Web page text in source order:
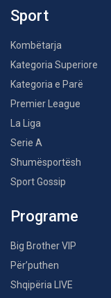
Sport
Kombëtarja
Kategoria Superiore
Kategoria e Parë
Premier League
La Liga
Serie A
Shumësportësh
Sport Gossip
Programe
Big Brother VIP
Për’puthen
Shqipëria LIVE